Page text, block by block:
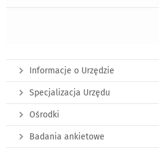
Informacje o Urzędzie
Specjalizacja Urzędu
Ośrodki
Badania ankietowe